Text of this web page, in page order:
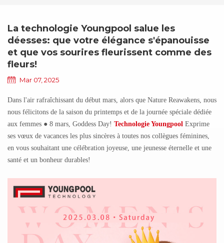
La technologie Youngpool salue les
déesses: que votre élégance s'épanouisse
et que vos sourires fleurissent comme des
fleurs!
Mar 07, 2025
Dans l'air rafraîchissant du début mars, alors que Nature Reawakens, nous
nous félicitons de la saison du printemps et de la journée spéciale dédiée
aux femmes ● 8 mars, Goddess Day! Technologie Youngpool Exprime
ses vœux de vacances les plus sincères à toutes nos collègues féminines,
en vous souhaitant une célébration joyeuse, une jeunesse éternelle et une
santé et un bonheur durables!